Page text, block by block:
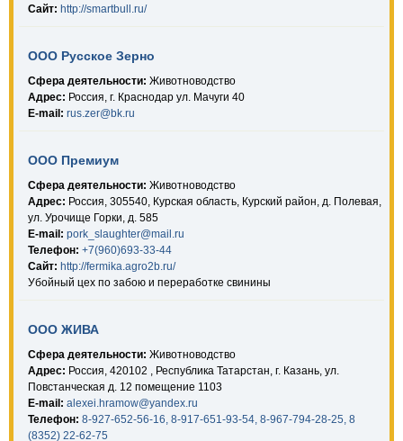
Сайт: http://smartbull.ru/
ООО Русское Зерно
Сфера деятельности: Животноводство
Адрес: Россия, г. Краснодар ул. Мачуги 40
E-mail: rus.zer@bk.ru
ООО Премиум
Сфера деятельности: Животноводство
Адрес: Россия, 305540, Курская область, Курский район, д. Полевая,
ул. Урочище Горки, д. 585
E-mail: pork_slaughter@mail.ru
Телефон: +7(960)693-33-44
Сайт: http://fermika.agro2b.ru/
Убойный цех по забою и переработке свинины
ООО ЖИВА
Сфера деятельности: Животноводство
Адрес: Россия, 420102 , Республика Татарстан, г. Казань, ул.
Повстанческая д. 12 помещение 1103
E-mail: alexei.hramow@yandex.ru
Телефон: 8-927-652-56-16, 8-917-651-93-54, 8-967-794-28-25, 8
(8352) 22-62-75